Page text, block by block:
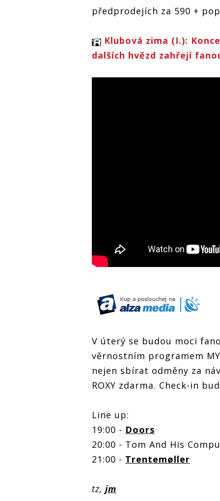
předprodejích za 590 +
Klubová zima (I.):
dalších hvězd zahřejí
V úterý se budou moci
věrnostním programem
nejen sbírat odměny za
ROXY zdarma. Check-in
Line up:
19:00 - Doors
20:00 - Tom And His
21:00 - Trentemøller
tz, jm